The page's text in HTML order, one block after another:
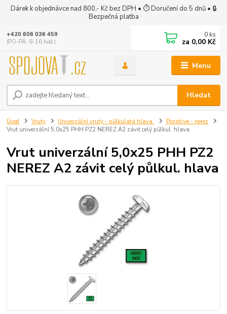
Dárek k objednávce nad 800,- Kč bez DPH • ⏱ Doručení do 5 dnů • 🔒
Bezpečná platba
Menu
Hledat
+420 606 036 459
(PO-PÁ, 8-16 hod.)
0 ks
za 0,00 Kč
Úvod Vruty Univerzální vruty - půlkulatá hlava
Pozidrive - nerez
Vrut univerzální 5,0x25 PHH PZ2 NEREZ A2 závit celý půlkul. hlava
Vrut univerzální 5,0x25 PHH PZ2
NEREZ A2 závit celý půlkul. hlava